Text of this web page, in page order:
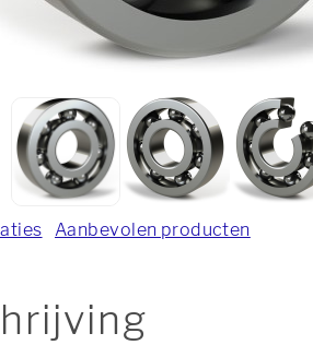
Aanbevolen producten